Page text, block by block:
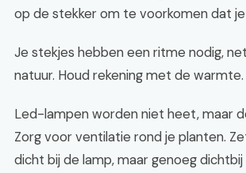
op de stekker om te voorkomen dat
Je stekjes hebben een ritme nodig,
natuur. Houd rekening met de warmte.
Led-lampen worden niet heet, maar
Zorg voor ventilatie rond je planten.
dicht bij de lamp, maar genoeg